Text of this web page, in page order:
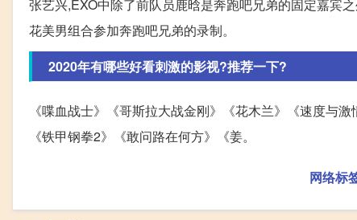
张艺兴,EXO中除了前队员鹿晗是奔跑吧兄弟的固定嘉宾
花美男组合参加奔跑吧兄弟的录制。
2020年有哪些好看刺激的影视?推荐一下?
《喋血战士》《哥斯拉大战金刚》《花木兰》《速度与
《铁甲钢拳2》《敢问路在何方》《姜。
网络标